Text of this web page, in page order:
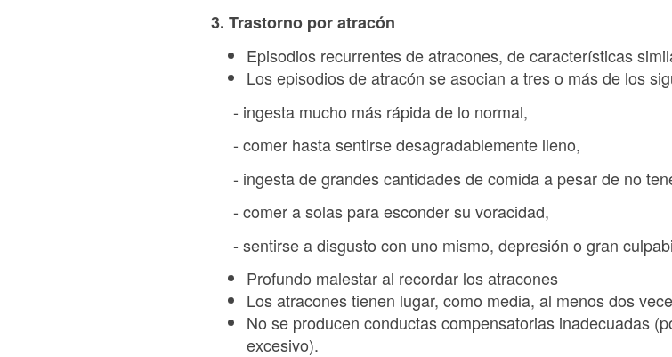
3. Trastorno por atracón
Episodios recurrentes de atracones, de características
Los episodios de atracón se asocian a tres o más de los
- ingesta mucho más rápida de lo normal,
- comer hasta sentirse desagradablemente lleno,
- ingesta de grandes cantidades de comida a pesar de no
- comer a solas para esconder su voracidad,
- sentirse a disgusto con uno mismo, depresión o gran
Profundo malestar al recordar los atracones
Los atracones tienen lugar, como media, al menos dos
No se producen conductas compensatorias inadecuadas
excesivo).